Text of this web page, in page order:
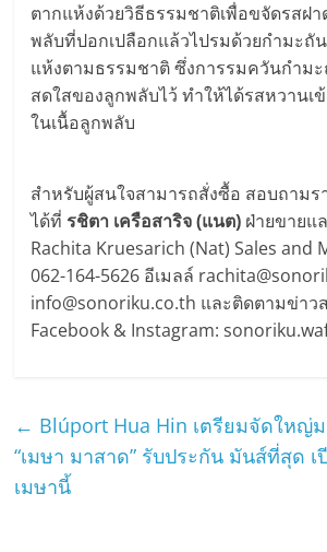
ตากแห้งด้วยวิธีธรรมชาติเพื่อขจัดรสฝา
พลับที่ปอกเปลือกแล้วไปรมด้วยกำมะถั
แห้งตามธรรมชาติ ซึ่งการรมควันกำม
สดใสของลูกพลับไว้ ทำให้ได้รสหวาน
ในเนื้อลูกพลับ
สำหรับผู้สนใจสามารถสั่งซื้อ สอบถามร
ได้ที่ รชิตา เครือสาริจ (แนต) ฝ่ายขายแ
Rachita Kruesarich (Nat) Sales and
062-164-5626 อีเมลล์
info@sonoriku.co.th และติดตามข่าว
Facebook & Instagram:
← Blúport Hua Hin เตรียมจัดใหญ่
“เมษา มาสาด” รับประกัน มันส์ที่สุด
เมษานี้